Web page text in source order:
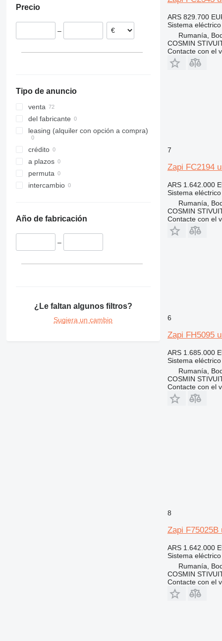
Precio
–
Tipo de anuncio
venta
del fabricante
leasing (alquiler con opción a compra)
crédito
a plazos
permuta
intercambio
Año de fabricación
–
¿Le faltan algunos filtros?
Sugiera un cambio
ARS 829.700
Sistema
Rumanía,
COSMIN
Contacte con el
7
Zapi FC2194
ARS 1.642.000
Sistema
Rumanía,
COSMIN
Contacte con el
6
Zapi FH5095
ARS 1.685.000
Sistema
Rumanía,
COSMIN
Contacte con el
8
Zapi
ARS 1.642.000
Sistema
Rumanía,
COSMIN
Contacte con el